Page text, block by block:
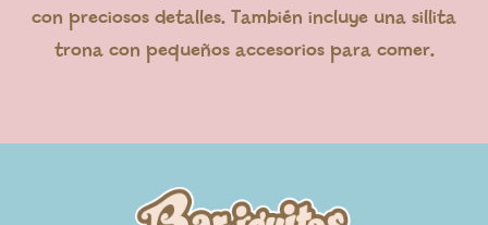
con preciosos detalles. También incluye una sillita
trona con pequeños accesorios para comer.